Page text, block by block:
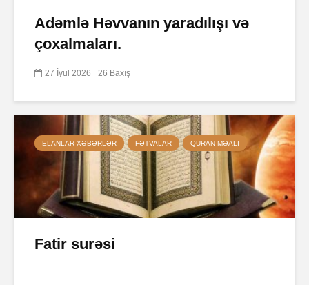
Adəmlə Həvvanın yaradılışı və
çoxalmaları.
27 İyul 2026 26 Baxış
ELANLAR-XƏBƏRLƏR FƏTVALAR QURAN MƏALI
Fatir surəsi